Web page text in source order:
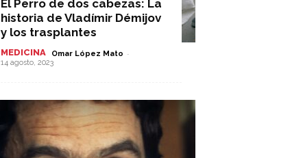
El Perro de dos cabezas: La
historia de Vladímir Démijov
y los trasplantes
MEDICINA Omar López Mato -
14 agosto, 2023